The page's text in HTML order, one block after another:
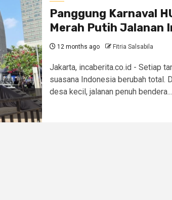
Panggung Karnaval
Merah Putih Jalanan
12 months ago Fitria Salsabila
Jakarta, incaberita.co.id - Setiap
suasana Indonesia berubah total.
desa kecil, jalanan penuh bendera...